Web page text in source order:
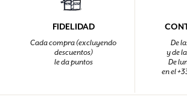
FIDELIDAD
Cada compra (excluyendo
descuentos)
le da puntos
De
y de
De
en el